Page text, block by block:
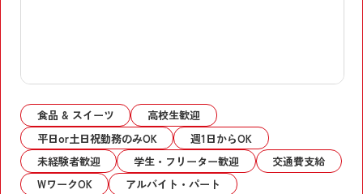
食品 & スイーツ
高校生歓迎
平日or土日祝勤務のみOK
週1日からOK
未経験者歓迎
学生・フリーター歓迎
交通費支給
WワークOK
アルバイト・パート